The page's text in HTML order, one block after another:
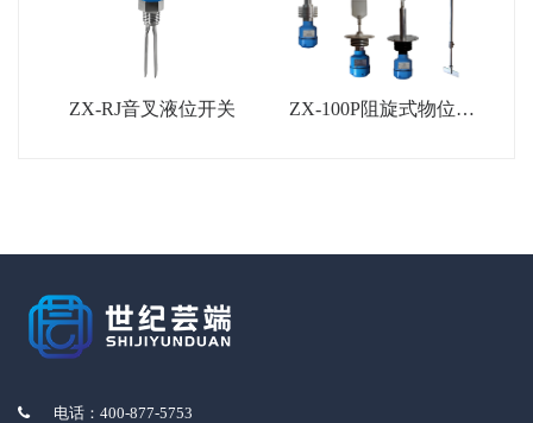
ZX-RJ音叉液位开关
ZX-100P阻旋式物位开
电话：400-877-5753